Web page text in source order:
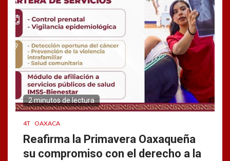
2 minutos de lectura
4T OAXACA
Reafirma la Primavera Oaxaqueña
su compromiso con el derecho a la